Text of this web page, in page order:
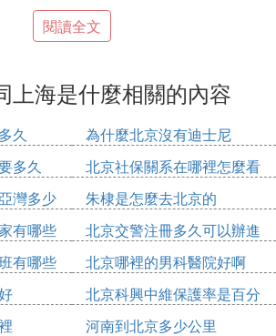
前或宗廟門內的大路。這個漢字在
作為「大路」的這層意義漸漸被歷
代，人們已記不起「唐」這個字與
，因而代之以另一個在建築學上有
。「堂」原來是對房間的稱謂，與
系，但在近現代漢語中，它與建築
唐」更緊密些，而且又與「唐」諧
就演化成了「弄堂」。
的不只是上海人，中國江南地區都
堂能與北京的胡同一樣著稱於世，
上海大批里弄住宅的興起。
閱讀全文
上海是什麼相關的內容
久
為什麼北京沒有迪士尼
多久
北京社保關系在哪裡怎麼看
灣多少
朱棣是怎麼去北京的
有哪些
北京交警注冊多久可以辦進
京證
有哪些
北京哪裡的男科醫院好啊
北京科興中維保護率是百分
之多少
河南到北京多少公里